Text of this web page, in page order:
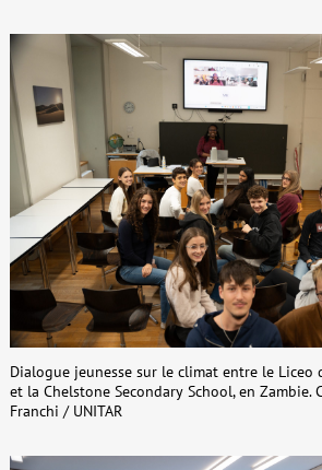
Dialogue jeunesse sur le climat entre le Liceo
et la Chelstone Secondary School, en Zambie.
Franchi / UNITAR